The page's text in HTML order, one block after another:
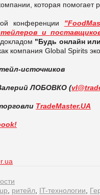
которая
конференции
и
"Будь онлайн
компания Global Spirits
источников
ЛОБОВКО (
TradeMaster.UA
ритейл IT-технологии